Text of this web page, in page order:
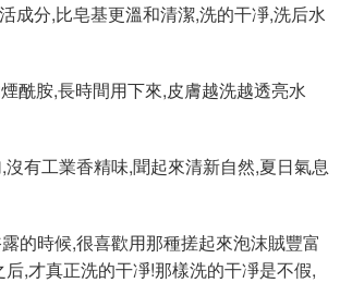
分,比皂基更溫和清潔,洗的干凈,洗后水
胺,長時間用下來,皮膚越洗越透亮水
有工業香精味,聞起來清新自然,夏日氣息
時候,很喜歡用那種搓起來泡沫賊豐富
,才真正洗的干凈!那樣洗的干凈是不假,